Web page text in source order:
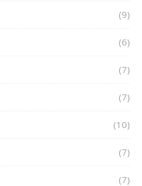
(9)
(6)
(7)
(7)
(10)
(7)
(7)